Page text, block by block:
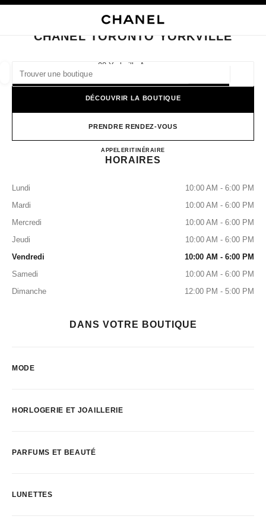
Les suggestions sont affichées sous cette barre de recherche
0 Suggestions disponibles
FERMER LA FICHE BOUTIQUE CHANEL TORONTO YORKVILLE
CHANEL TORONTO YORKVILLE
98 Yorkville Avenue,
DÉCOUVRIR LA BOUTIQUE
PRENDRE RENDEZ-VOUS
APPELER4169252577ITINÉRAIRECHANEL TORONTO
HORAIRES
Lundi
10:00 AM - 6:00 PM
Mardi
10:00 AM - 6:00 PM
Mercredi
10:00 AM - 6:00 PM
Jeudi
10:00 AM - 6:00 PM
Vendredi
10:00 AM - 6:00 PM
Samedi
10:00 AM - 6:00 PM
Dimanche
12:00 PM - 5:00 PM
DANS VOTRE BOUTIQUE
MODE
HORLOGERIE ET JOAILLERIE
PARFUMS ET BEAUTÉ
LUNETTES
filtrer les résultats par :LUNETTES HORLOGERIE ET JOAILLERIE